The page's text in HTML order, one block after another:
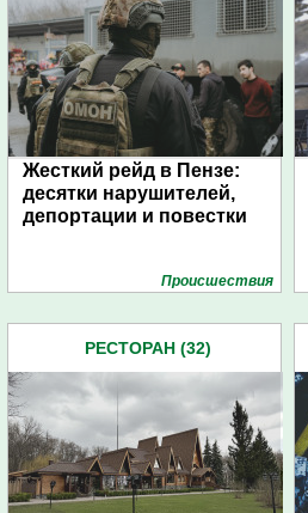
Жесткий рейд в Пензе:
десятки нарушителей,
депортации и повестки
Проиcшествия
РЕСТОРАН (32)